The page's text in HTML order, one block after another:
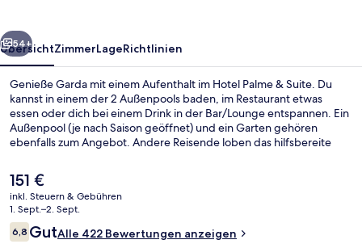
Weiter
54+
ÜbersichtZimmerLageRichtlinien
Genieße Garda mit einem Aufenthalt im Hotel Palme & Suite. Du
kannst in einem der 2 Außenpools baden, im Restaurant etwas
essen oder dich bei einem Drink in der Bar/Lounge entspannen. Ein
Außenpool (je nach Saison geöffnet) und ein Garten gehören
ebenfalls zum Angebot. Andere Reisende loben das hilfsbereite
Der
aktuelle
Preis
beträgt
151 €.
151 €
inkl. Steuern & Gebühren
1. Sept.–2. Sept.
Bewertungen
6,86,8 von 10.
GutAlle 422 Bewertungen anzeigen